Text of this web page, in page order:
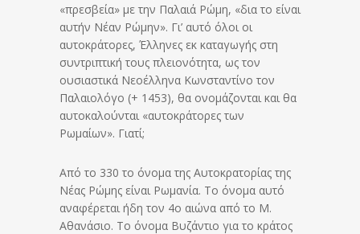
«πρεσβεία» με την Παλαιά Ρώμη, «δια το είναι
αυτήν Νέαν Ρώμην». Γι’ αυτό όλοι οι
αυτοκράτορες, Έλληνες εκ καταγωγής στη
συντριπτική τους πλειονότητα, ως τον
ουσιαστικά Νεοέλληνα Κωνσταντίνο τον
Παλαιολόγο (+ 1453), θα ονομάζονται και θα
αυτοκαλούνται «αυτοκράτορες των
Ρωμαίων». Γιατί;
Από το 330 το όνομα της Αυτοκρατορίας της
Νέας Ρώμης είναι Ρωμανία. Το όνομα αυτό
αναφέρεται ήδη τον 4ο αιώνα από το Μ.
Αθανάσιο. Το όνομα Βυζάντιο για το κράτος